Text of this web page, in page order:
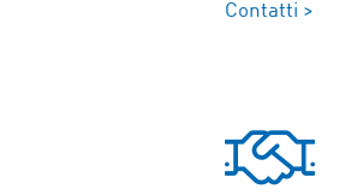
Contatti >